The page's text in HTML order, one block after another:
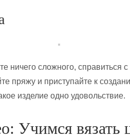
ничего сложного,
пряжу и приступайте к
изделие одно удовольствие.
Учимся вязать